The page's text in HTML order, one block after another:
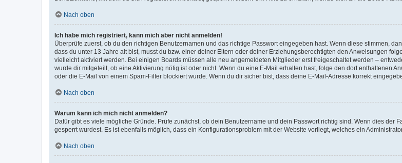
Nach oben
Ich habe mich registriert, kann mich aber nicht anmelden!
Überprüfe zuerst, ob du den richtigen Benutzernamen und das richtige Passwort eingegeben hast. Wenn diese stimmen,
dass du unter 13 Jahre alt bist, musst du bzw. einer deiner Eltern oder deiner Erziehungsberechtigten den Anweisungen
vielleicht aktiviert werden. Bei einigen Boards müssen alle neu angemeldeten Mitglieder erst freigeschaltet werden –
wurde dir mitgeteilt, ob eine Aktivierung nötig ist oder nicht. Wenn du eine E-Mail erhalten hast, folge den dort enthaltenen
oder die E-Mail von einem Spam-Filter blockiert wurde. Wenn du dir sicher bist, dass deine E-Mail-Adresse korrekt
Nach oben
Warum kann ich mich nicht anmelden?
Dafür gibt es viele mögliche Gründe. Prüfe zunächst, ob dein Benutzername und dein Passwort richtig sind. Wenn dies der
gesperrt wurdest. Es ist ebenfalls möglich, dass ein Konfigurationsproblem mit der Website vorliegt, welches ein
Nach oben